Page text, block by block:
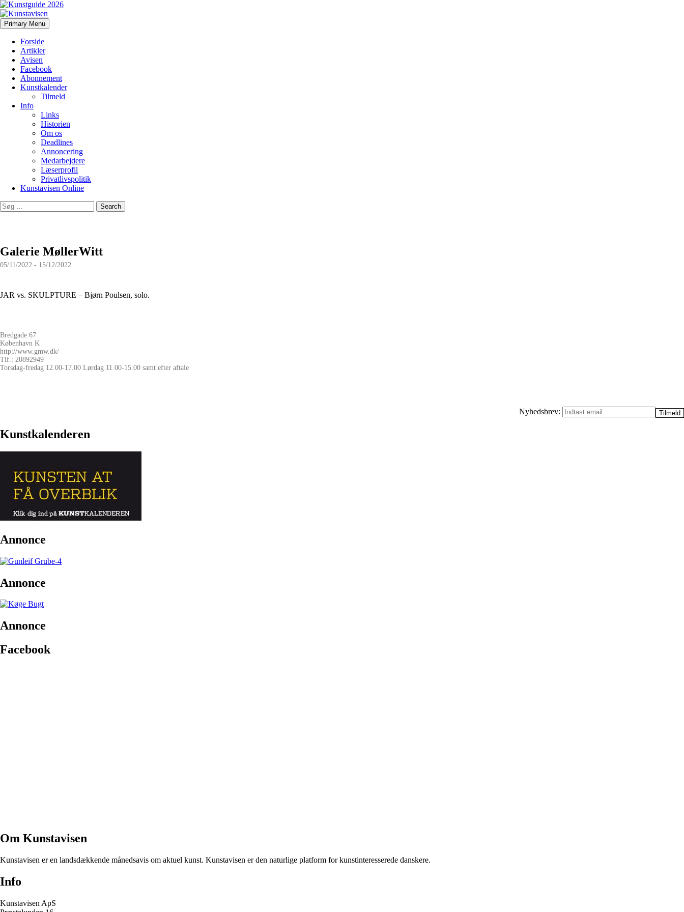
Kunstavisen
Search
Primary Menu Skip
to
Forside
Artikler
Avisen
Facebook
Abonnement
Kunstkalender
Tilmeld
Info
Links
Historien
Om os
Deadlines
Annoncering
Medarbejdere
Læserprofil
Privatlivspolitik
Kunstavisen Online
Search
for:
Galerie MøllerWitt
05/11/2022 - 15/12/2022
JAR vs. SKULPTURE – Bjørn Poulsen, solo.
Bredgade 67
København K
http://www.gmw.dk/
Tlf.: 20892949
Torsdag-fredag 12.00-17.00 Lørdag 11.00-15.00 samt efter aftale
Nyhedsbrev:
Kunstkalenderen
Annonce
Annonce
Annonce
Facebook
Om Kunstavisen
Kunstavisen er en landsdækkende månedsavis om aktuel kunst. Kunstavisen er den naturlige platform for kunstinteresserede danskere.
Info
Kunstavisen ApS